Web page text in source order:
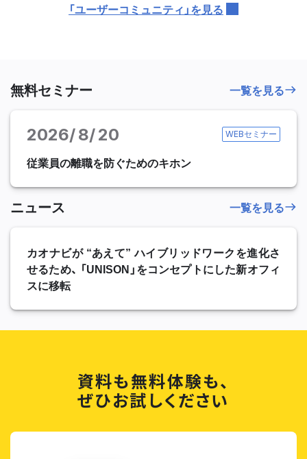
無料セミナー
2026 8 20 WEBセミナー
従業員の離職を防ぐためのキホン
一覧を見る
ニュース
カオナビが “あえて” ハイブリッドワークを進化さ
せるため、 「UNISON」をコンセプトにした新オフィ
スに移転
一覧を見る
「ユーザーコミュニティ」を見る
資料も無料体験も、
ぜひお試しください